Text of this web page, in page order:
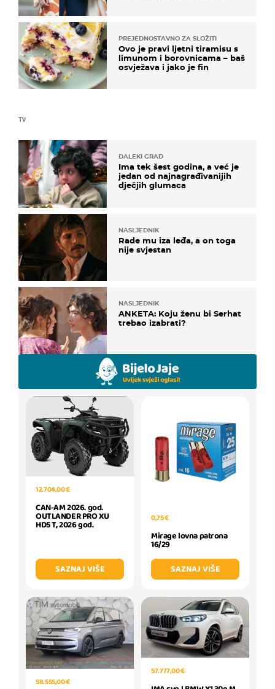
TV
DALEKI GRAD
Ima tek šest godina, a već je
jedan od najnagrađivanijih
dječjih glumaca
NASLJEDNIK
Rade mu iza leđa, a on toga
nije svjestan
NASLJEDNIK
ANKETA: Koju ženu bi Serhat
trebao izabrati?
PREJEDNOSTAVNO ZA SLOŽITI
Ovo je pravi ljetni tiramisu s
limunom i borovnicama – baš
osvježava i jako je fin
12.704,00 €
CAN-AM 2026. god.
OUTLANDER PRO XU
HD5 T, 2026 god.
SAZNAJ VIŠE
0,75 €
Mirage lovna patrona
16/29
SAZNAJ VIŠE
58.555,00 €
57.777,00 €